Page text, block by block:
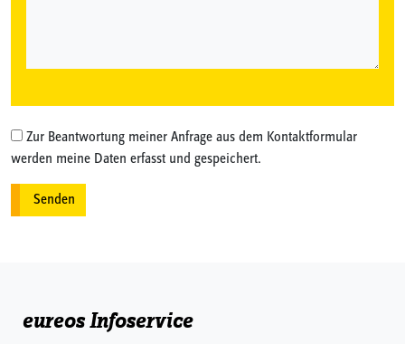
Zur Beantwortung meiner Anfrage aus dem Kontaktformular
werden meine Daten erfasst und gespeichert.
eureos Infoservice